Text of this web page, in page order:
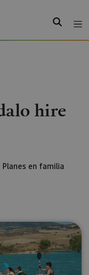
Search
hire
Planes en familia